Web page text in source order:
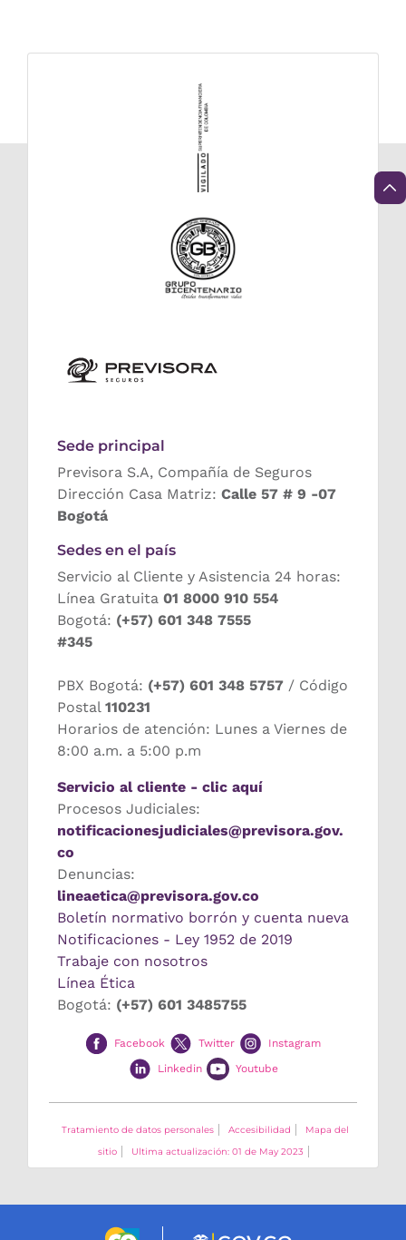
Sede principal
Previsora S.A, Compañía de Seguros
Dirección Casa Matriz: Calle 57 # 9 -07
Bogotá
Sedes en el país
Servicio al Cliente y Asistencia 24 horas:
Línea Gratuita 01 8000 910 554
Bogotá: (+57) 601 348 7555
#345
PBX Bogotá: (+57) 601 348 5757 / Código
Postal 110231
Horarios de atención: Lunes a Viernes de
8:00 a.m. a 5:00 p.m
Servicio al cliente - clic aquí
Procesos Judiciales:
notificacionesjudiciales@previsora.gov.
co
Denuncias:
lineaetica@previsora.gov.co
Boletín normativo borrón y cuenta nueva
Notificaciones - Ley 1952 de 2019
Trabaje con nosotros
Línea Ética
Bogotá: (+57) 601 3485755
Facebook Twitter
Instagram
Linkedin
Youtube
Tratamiento de datos personales Accesibilidad
Mapa del
sitio
Ultima actualización: 01 de May 2023
Logo marca Colombia